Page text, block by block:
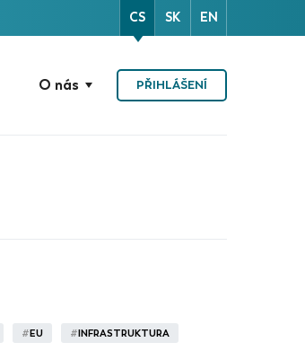
CS SK EN
O nás PŘIHLÁŠENÍ
#EU #INFRASTRUKTURA